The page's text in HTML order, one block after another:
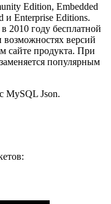
Edition, Embedded
и Enterprise Editions.
2010 году бесплатной
возможностях версий
сайте продукта. При
популярным
MySQL Json.